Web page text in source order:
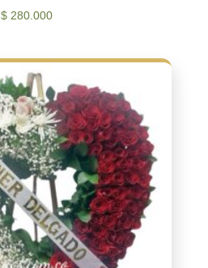
$280.000